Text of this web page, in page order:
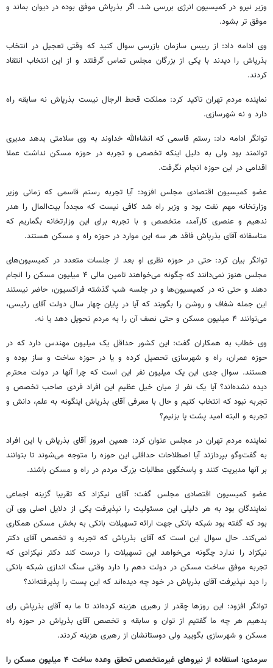
وزیر نیرو در کمیسیون انرژی بررسی شد. اگر بذرپاش موفق بوده در دیوان بماند و
موفق تر بشود.
وی ادامه داد: از رییس سازمان بازرسی سوال کنید که وقتی تعجیل در انتخاب
بذرپاش را دیدند با یکی از بزرگان مجلس تماس گرفتند و از این انتخاب انتقاد
کردند.
نماینده مردم تهران تاکید کرد: مملکت قحط الرجال نیست بذرپاش نه سابقه راه
دارد و نه شهرسازی.
توانگر ادامه داد: رستم قاسمی که انشاءالله خداوند به وی سلامتی بدهد مدیری
توانمند بود ولی به دلیل اینکه تخصص و تجربه در حوزه مسکن نداشت عملا
اقدامی در این حوزه انجام نگرفت.
عضو کمیسیون اقتصادی مجلس افزود: آیا تجربه رستم قاسمی که زمانی وزیر
وزارتخانه مهم نفت بود و وزیر راه شد کافی نیست که مجدداً بیت‌المال را هدر
ندهیم و عنصری کارآمد، متخصص و با تجربه برای این وزارتخانه بگماریم که
متاسفانه آقای بذرپاش فاقد هر سه این موارد در حوزه راه و مسکن هستند.
توانگر بیان کرد: حتی در حوزه نظری او بعد از جلسات متعدد در کمیسیون‌های
مجلس هنوز نمی‌دانند که چگونه می‌خواهند تامین مالی ۴ میلیون مسکن را انجام
دهند و حتی نه در کمیسیون‌ها و در جلسه شب گذشته فراکسیون، حاضر نیستند
این جمله شفاف و روشن را بگویند که آیا در پایان چهار سال دولت آقای رئیسی،
می‌توانند ۴ میلیون مسکن و حتی نصف آن را به مردم تحویل دهد یا نه.
وی خطاب به همکاران گفت: این کشور حداقل یک میلیون مهندس دارد که در
حوزه عمران، راه و شهرسازی تحصیل کرده و یا در حوزه ساخت و ساز بوده و
هستند. سوال جدی این یک میلیون نفر این است که چرا آنها در دولت محترم
دیده نشده‌اند؟ آیا یک نفر از میان خیل عظیم این افراد فردی صاحب تخصص و
تجربه نبود که انتخاب کنیم و حال با معرفی آقای بذرپاش اینگونه به علم، دانش و
تجربه و البته امید پشت پا بزنیم؟
نماینده مردم تهران در مجلس عنوان کرد: همین امروز آقای بذرپاش با این افراد
به گفت‌وگو بپردازند آیا اصطلاحات حداقلی این حوزه را متوجه می‌شوند تا بتوانند
بر آنها مدیریت کنند و پاسخگوی مطالبات بزرگ مردم در راه و مسکن باشند.
عضو کمیسیون اقتصادی مجلس گفت: آقای نیکزاد که تقریبا گزینه اجماعی
نمایندگان بود به هر دلیلی این مسئولیت را نپذیرفت یکی از دلایل اصلی وی آن
بود که گفته بود شبکه بانکی جهت ارائه تسهیلات بانکی به بخش مسکن همکاری
نمی‌کند. حال سوال این است که آقای بذرپاش که تجربه و تخصص آقای دکتر
نیکزاد را ندارد چگونه می‌خواهد این تسهیلات را درست کند دکتر نیکزادی که
تجربه موفق ساخت مسکن در دولت دهم را دارد وقتی سنگ اندازی شبکه بانکی
را دید نپذیرفت آقای بذرپاش در خود چه دیده‌اند که این پست را پذیرفته‌اند؟
توانگر افزود: این روزها چقدر از رهبری هزینه کرده‌اند تا ما به آقای بذرپاش رای
بدهیم هر چه ما گفتیم از توان و سابقه و تخصص آقای بذرپاش در حوزه راه
مسکن و شهرسازی بگویید ولی دوستانشان از رهبری هزینه کردند.
سرمدی: استفاده از نیروهای غیرمتخصص تحقق وعده ساخت ۴ میلیون مسکن را